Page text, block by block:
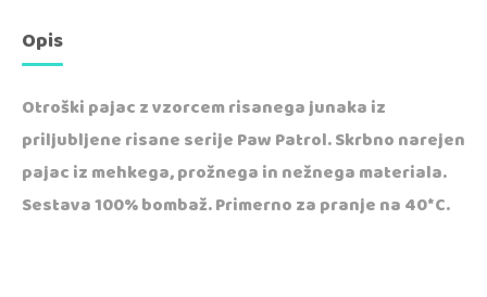
Opis
Otroški pajac z vzorcem risanega junaka iz
priljubljene risane serije Paw Patrol. Skrbno narejen
pajac iz mehkega, prožnega in nežnega materiala.
Sestava 100% bombaž. Primerno za pranje na 40*C.